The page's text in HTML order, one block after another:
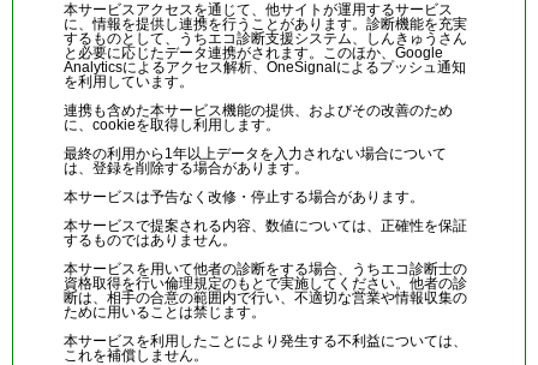
本サービスアクセスを通じて、他サイトが運用するサービス
に、情報を提供し連携を行うことがあります。診断機能を充実
するものとして、うちエコ診断支援システム、しんきゅうさん
と必要に応じたデータ連携がされます。このほか、Google
Analyticsによるアクセス解析、OneSignalによるプッシュ通知
を利用しています。
連携も含めた本サービス機能の提供、およびその改善のため
に、cookieを取得し利用します。
最終の利用から1年以上データを入力されない場合について
は、登録を削除する場合があります。
本サービスは予告なく改修・停止する場合があります。
本サービスで提案される内容、数値については、正確性を保証
するものではありません。
本サービスを用いて他者の診断をする場合、うちエコ診断士の
資格取得を行い倫理規定のもとで実施してください。他者の診
断は、相手の合意の範囲内で行い、不適切な営業や情報収集の
ために用いることは禁じます。
本サービスを利用したことにより発生する不利益については、
これを補償しません。